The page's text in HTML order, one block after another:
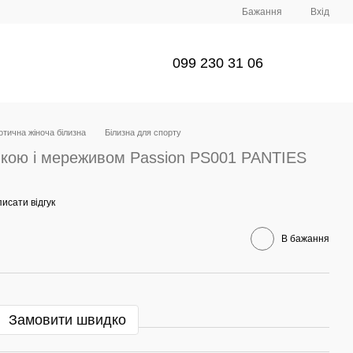
Бажання Вхід
099 230 31 06
жіноча білизна Білизна для спорту
і мереживом Passion PS001 PANTIES
відгук
В бажання
Замовити швидко